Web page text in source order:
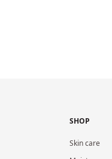
SHOP
Skin care